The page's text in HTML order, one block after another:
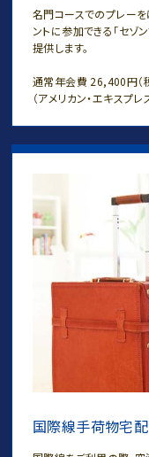
名門コースでのプレーを
ントに参加できる「セゾ
提供します。
通常年会費 26,400円（
（アメリカン・エキスプレ
国際線手荷物宅